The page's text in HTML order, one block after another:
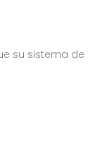
su sistema